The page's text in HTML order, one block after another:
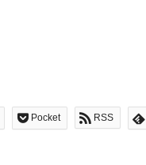
Pocket RSS